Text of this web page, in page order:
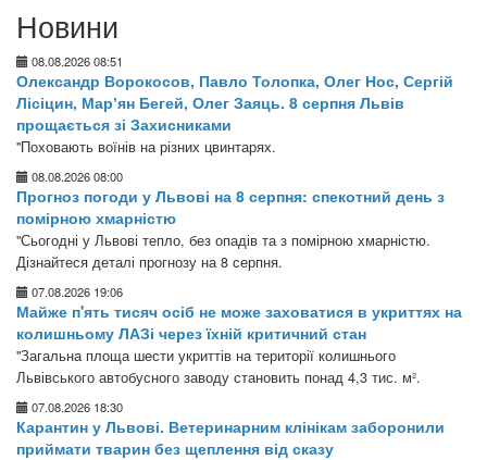
Новини
08.08.2026 08:51
Олександр Ворокосов, Павло Толопка, Олег Нос, Сергій
Лісіцин, Марʼян Бегей, Олег Заяць. 8 серпня Львів
прощається зі Захисниками
"Поховають воїнів на різних цвинтарях.
08.08.2026 08:00
Прогноз погоди у Львові на 8 серпня: спекотний день з
помірною хмарністю
"Сьогодні у Львові тепло, без опадів та з помірною хмарністю.
Дізнайтеся деталі прогнозу на 8 серпня.
07.08.2026 19:06
Майже п'ять тисяч осіб не може заховатися в укриттях на
колишньому ЛАЗі через їхній критичний стан
"Загальна площа шести укриттів на території колишнього
Львівського автобусного заводу становить понад 4,3 тис. м².
07.08.2026 18:30
Карантин у Львові. Ветеринарним клінікам заборонили
приймати тварин без щеплення від сказу